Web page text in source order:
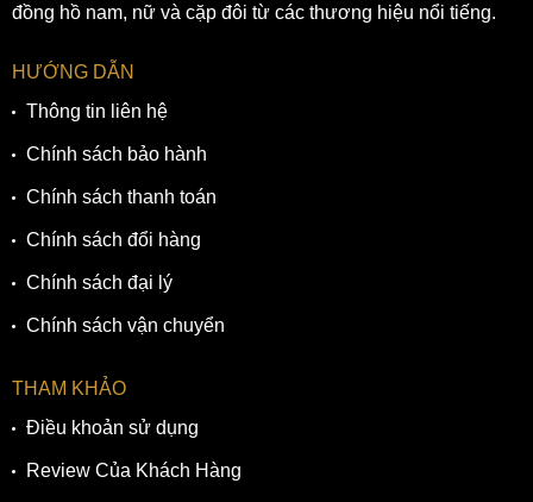
đồng hồ nam, nữ và cặp đôi từ các thương hiệu nổi tiếng.
HƯỚNG DẪN
Thông tin liên hệ
Chính sách bảo hành
Chính sách thanh toán
Chính sách đổi hàng
Chính sách đại lý
Chính sách vận chuyển
THAM KHẢO
Điều khoản sử dụng
Review Của Khách Hàng